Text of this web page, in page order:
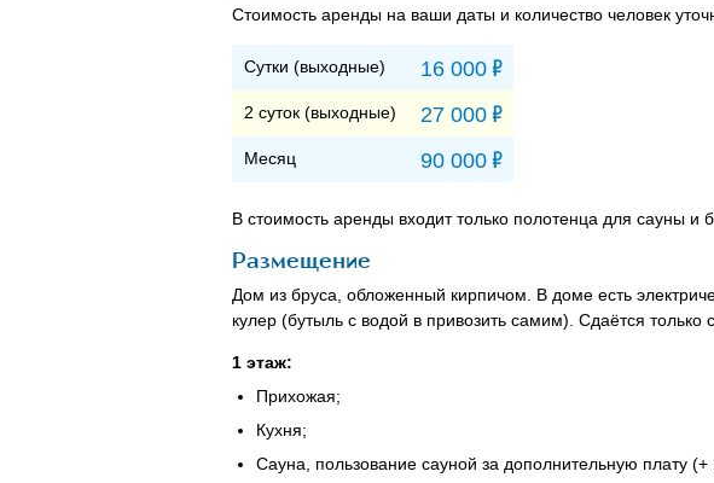
Стоимость аренды на ваши даты и количество человек
Сутки (выходные) 16 000Р
2 суток (выходные) 27 000Р
Месяц 90 000Р
В стоимость аренды входит только полотенца для сауны и
Размещение
Дом из бруса, обложенный кирпичом. В доме есть
кулер (бутыль с водой в привозить самим). Сдаётся
1 этаж:
Прихожая;
Кухня;
Сауна, пользование сауной за дополнительную плату (+